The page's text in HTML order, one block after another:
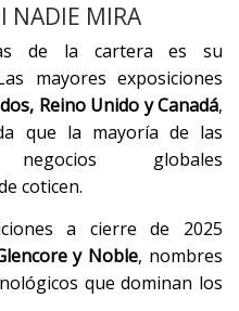
NADIE MIRA
de la cartera es su
mayores exposiciones
Reino Unido y Canadá,
que la mayoría de las
globales
coticen.
a cierre de 2025
y Noble, nombres
que dominan los